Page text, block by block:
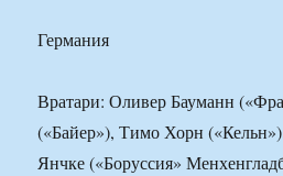
Германия
Вратари: Оливер Бауманн
(«Байер»), Тимо Хорн
Янчке («Боруссия»